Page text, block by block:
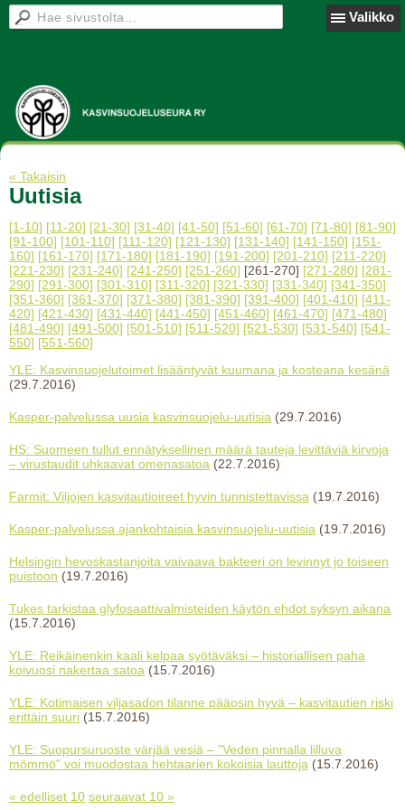
Valikko
« Takaisin
Uutisia
[1-10] [11-20] [21-30] [31-40] [41-50] [51-60] [61-70] [71-80] [81-90]
[91-100] [101-110] [111-120] [121-130] [131-140] [141-150] [151-
160] [161-170] [171-180] [181-190] [191-200] [201-210] [211-220]
[221-230] [231-240] [241-250] [251-260] [261-270] [271-280] [281-
290] [291-300] [301-310] [311-320] [321-330] [331-340] [341-350]
[351-360] [361-370] [371-380] [381-390] [391-400] [401-410] [411-
420] [421-430] [431-440] [441-450] [451-460] [461-470] [471-480]
[481-490] [491-500] [501-510] [511-520] [521-530] [531-540] [541-
550] [551-560]
YLE: Kasvinsuojelutoimet lisääntyvät kuumana ja kosteana kesänä
(29.7.2016)
Kasper-palvelussa uusia kasvinsuojelu-uutisia (29.7.2016)
HS: Suomeen tullut ennätyksellinen määrä tauteja levittäviä kirvoja
– virustaudit uhkaavat omenasatoa (22.7.2016)
Farmit: Viljojen kasvitautioireet hyvin tunnistettavissa (19.7.2016)
Kasper-palvelussa ajankohtaisia kasvinsuojelu-uutisia (19.7.2016)
Helsingin hevoskastanjoita vaivaava bakteeri on levinnyt jo toiseen
puistoon (19.7.2016)
Tukes tarkistaa glyfosaattivalmisteiden käytön ehdot syksyn aikana
(15.7.2016)
YLE: Reikäinenkin kaali kelpaa syötäväksi – historiallisen paha
koivuosi nakertaa satoa (15.7.2016)
YLE: Kotimaisen viljasadon tilanne pääosin hyvä – kasvitautien riski
erittäin suuri (15.7.2016)
YLE: Suopursuruoste värjää vesiä – "Veden pinnalla lilluva
mömmö" voi muodostaa hehtaarien kokoisia lauttoja (15.7.2016)
« edelliset 10 seuraavat 10 »